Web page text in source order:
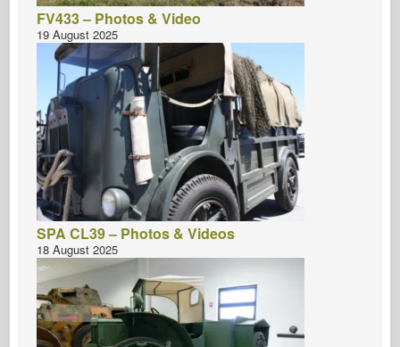
FV433 – Photos & Video
19 August 2025
SPA CL39 – Photos & Videos
18 August 2025